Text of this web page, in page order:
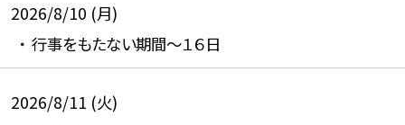
2026/8/10 (月)
行事をもたない期間～１６日
2026/8/11 (火)